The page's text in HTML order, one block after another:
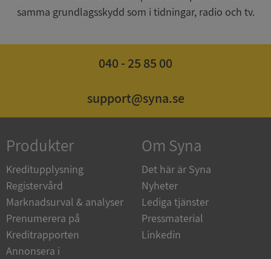
samma grundlagsskydd som i tidningar, radio och tv.
040 - 25 85 00
support@syna.se
Produkter
Kreditupplysning
Registervård
Marknadsurval & analyser
Prenumerera på
Kreditrapporten
Annonsera i
Om Syna
Det här är Syna
Nyheter
Lediga tjänster
Pressmaterial
Linkedin
ASP.NET_SessionId
Microsoft
__RequestVerificationToken
Microsoft
Corporation